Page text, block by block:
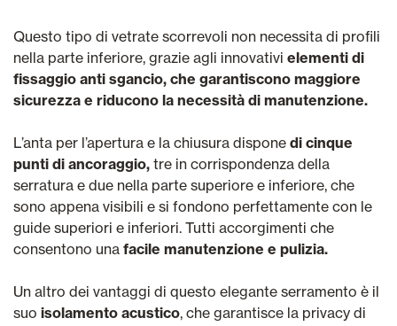
Questo tipo di vetrate scorrevoli non necessita di profili
nella parte inferiore, grazie agli innovativi elementi di
fissaggio anti sgancio, che garantiscono maggiore
sicurezza e riducono la necessità di manutenzione.
L’anta per l’apertura e la chiusura dispone di cinque
punti di ancoraggio, tre in corrispondenza della
serratura e due nella parte superiore e inferiore, che
sono appena visibili e si fondono perfettamente con le
guide superiori e inferiori. Tutti accorgimenti che
consentono una facile manutenzione e pulizia.
Un altro dei vantaggi di questo elegante serramento è il
suo isolamento acustico, che garantisce la privacy di